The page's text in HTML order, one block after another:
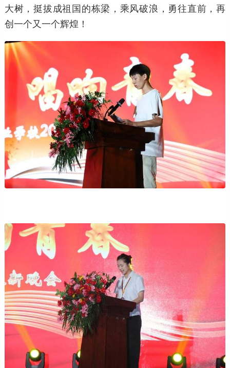
大树，挺拔成祖国的栋梁，乘风破浪，勇往直前，再
创一个又一个辉煌！